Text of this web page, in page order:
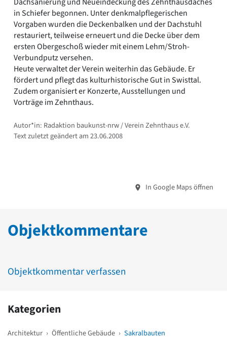
in Schiefer begonnen. Unter denkmalpflegerischen
Vorgaben wurden die Deckenbalken und der Dachstuhl
restauriert, teilweise erneuert und die Decke über dem
ersten Obergeschoß wieder mit einem Lehm/Stroh-
Verbundputz versehen.
Heute verwaltet der Verein weiterhin das Gebäude. Er
fördert und pflegt das kulturhistorische Gut in Swisttal.
Zudem organisiert er Konzerte, Ausstellungen und
Vorträge im Zehnthaus.
Autor*in: Radaktion baukunst-nrw / Verein Zehnthaus e.V.
Text zuletzt geändert am 23.06.2008
In Google Maps öffnen
Objektkommentare
Objektkommentar verfassen
Kategorien
Architektur › Öffentliche Gebäude › Sakralbauten